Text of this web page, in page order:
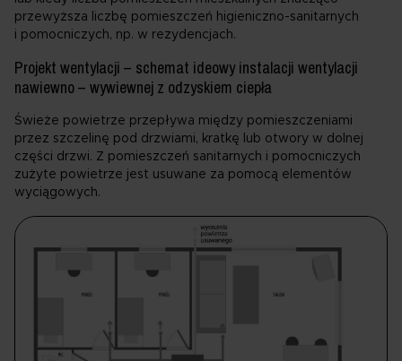
przewyższa liczbę pomieszczeń higieniczno-sanitarnych
i pomocniczych, np. w rezydencjach.
Projekt wentylacji – schemat ideowy instalacji wentylacji
nawiewno – wywiewnej z odzyskiem ciepła
Świeże powietrze przepływa między pomieszczeniami
przez szczelinę pod drzwiami, kratkę lub otwory w dolnej
części drzwi. Z pomieszczeń sanitarnych i pomocniczych
zużyte powietrze jest usuwane za pomocą elementów
wyciągowych.